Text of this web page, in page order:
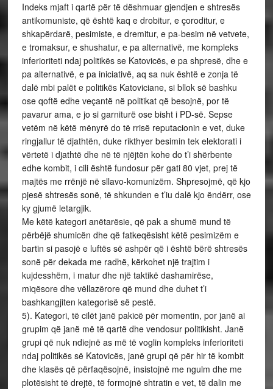
Indeks mjaft i qartë për të dëshmuar gjendjen e shtresës
antikomuniste, që është kaq e drobitur, e çoroditur, e
shkapërdarë, pesimiste, e dremitur, e pa-besim në vetvete,
e tromaksur, e shushatur, e pa alternativë, me kompleks
inferioriteti ndaj politikës se Katovicës, e pa shpresë, dhe e
pa alternativë, e pa iniciativë, aq sa nuk është e zonja të
dalë mbi palët e politikës Katoviciane, si bllok së bashku
ose qoftë edhe veçantë në politikat që besojnë, por të
pavarur ama, e jo si garniturë ose bisht i PD-së. Sepse
vetëm në këtë mënyrë do të rrisë reputacionin e vet, duke
ringjallur të djathtën, duke rikthyer besimin tek elektorati i
vërtetë i djathtë dhe në të njëjtën kohe do t’i shërbente
edhe kombit, i cili është fundosur për gati 80 vjet, prej të
majtës me rrënjë në sllavo-komunizëm. Shpresojmë, që kjo
pjesë shtresës sonë, të shkunden e t’iu dalë kjo ëndërr, ose
ky gjumë letargjik.
Me këtë kategori anëtarësie, që pak a shumë mund të
përbëjë shumicën dhe që fatkeqësisht këtë pesimizëm e
bartin si pasojë e luftës së ashpër që i është bërë shtresës
sonë për dekada me radhë, kërkohet një trajtim i
kujdesshëm, i matur dhe një taktikë dashamirëse,
miqësore dhe vëllazërore që mund dhe duhet t’i
bashkangjiten kategorisë së pestë.
5). Kategori, të cilët janë pakicë për momentin, por janë ai
grupim që janë më të qartë dhe vendosur politikisht. Janë
grupi që nuk ndiejnë as më të voglin kompleks inferioriteti
ndaj politikës së Katovicës, janë grupi që për hir të kombit
dhe klasës që përfaqësojnë, insistojnë me ngulm dhe me
plotësisht të drejtë, të formojnë shtratin e vet, të dalin me